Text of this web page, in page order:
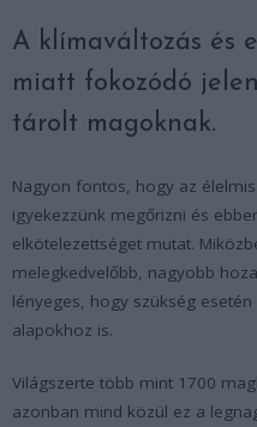
A klímaváltozás és
miatt fokozódó
tárolt magoknak.
Nagyon fontos, hogy az
igyekezzünk megőrizni és
elkötelezettséget mutat.
melegkedvelőbb, nagyobb
lényeges, hogy szükség
alapokhoz is.
Világszerte több mint 1700
azonban mind közül ez a